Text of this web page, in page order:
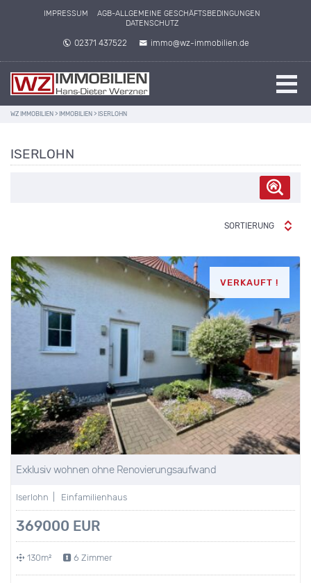
IMPRESSUM
AGB-ALLGEMEINE GESCHÄFTSBEDINGUNGEN
DATENSCHUTZ
02371 437522 immo@wz-immobilien.de
WZ IMMOBILIEN > IMMOBILIEN > ISERLOHN
ISERLOHN
SORTIERUNG
VERKAUFT !
Exklusiv wohnen ohne Renovierungsaufwand
Iserlohn | Einfamilienhaus
369000 EUR
130m² 6 Zimmer